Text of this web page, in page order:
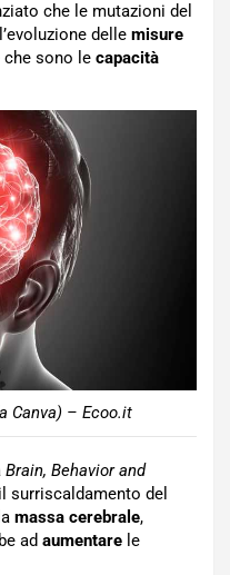
che le mutazioni del
delle misure
che sono le capacità
Canva) – Ecoo.it
Brain, Behavior and
surriscaldamento del
massa cerebrale,
ad aumentare le